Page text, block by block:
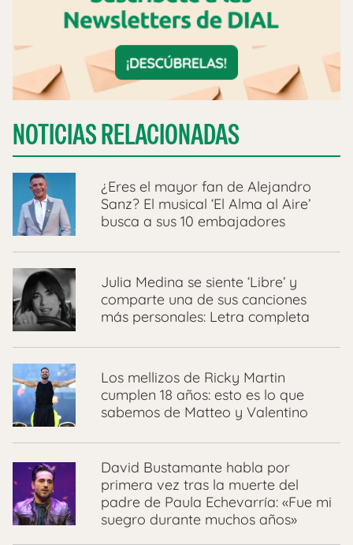
NOTICIAS RELACIONADAS
¿Eres el mayor fan de Alejandro
Sanz? El musical ‘El Alma al Aire’
busca a sus 10 embajadores
Julia Medina se siente ‘Libre’ y
comparte una de sus canciones
más personales: Letra completa
Los mellizos de Ricky Martin
cumplen 18 años: esto es lo que
sabemos de Matteo y Valentino
David Bustamante habla por
primera vez tras la muerte del
padre de Paula Echevarría: «Fue mi
suegro durante muchos años»